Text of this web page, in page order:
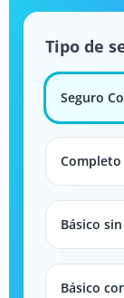
Tipo de
Seguro
Completo
Básico
Básico